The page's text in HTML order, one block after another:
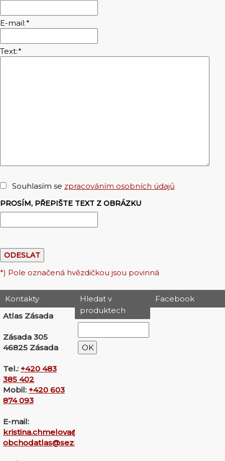
E-mail:*
Text:*
Souhlasím se zpracováním osobních údajů
PROSÍM, PŘEPIŠTE TEXT Z OBRÁZKU
*) Pole označená hvězdičkou jsou povinná
Kontakty
Atlas Zásada
Zásada 305
46825 Zásada
Tel.: +420 483
385 402
Mobil: +420 603
874 093
E-mail:
kristina.chmelova@seznam.cz
obchodatlas@seznam.cz
Hledat v
produktech
Facebook